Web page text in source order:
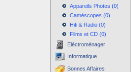
Appareils Photos (0)
Caméscopes (0)
Hifi & Radio (0)
Films et CD (0)
Eléctroménager
Informatique
Bonnes Affaires